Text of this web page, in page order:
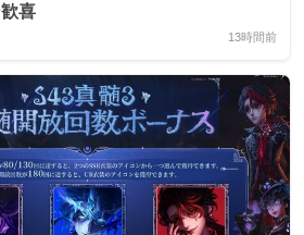
喜
13時間前